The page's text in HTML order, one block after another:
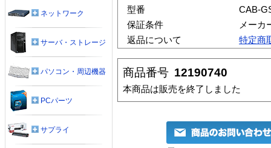
型番
CAB-
保証条件
メーカ
返品について
特定商
商品番号 12190740
本商品は販売を終了しました
ネットワーク
サーバ・ストレージ
パソコン・周辺機器
PCパーツ
サプライ